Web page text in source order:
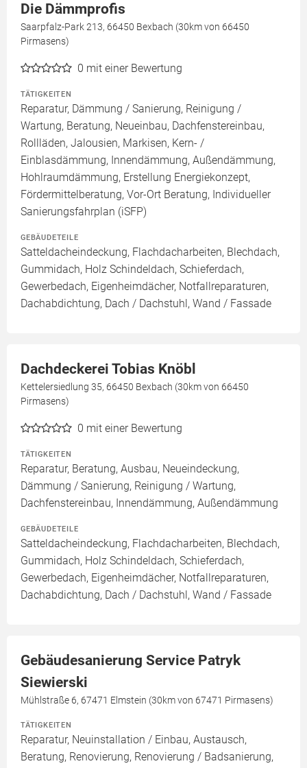
Die Dämmprofis
Saarpfalz-Park 213, 66450 Bexbach (30km von 66450
Pirmasens)
0 mit einer Bewertung
TÄTIGKEITEN
Reparatur, Dämmung / Sanierung, Reinigung /
Wartung, Beratung, Neueinbau, Dachfenstereinbau,
Rollläden, Jalousien, Markisen, Kern- /
Einblasdämmung, Innendämmung, Außendämmung,
Hohlraumdämmung, Erstellung Energiekonzept,
Fördermittelberatung, Vor-Ort Beratung, Individueller
Sanierungsfahrplan (iSFP)
GEBÄUDETEILE
Satteldacheindeckung, Flachdacharbeiten, Blechdach,
Gummidach, Holz Schindeldach, Schieferdach,
Gewerbedach, Eigenheimdächer, Notfallreparaturen,
Dachabdichtung, Dach / Dachstuhl, Wand / Fassade
Dachdeckerei Tobias Knöbl
Kettelersiedlung 35, 66450 Bexbach (30km von 66450
Pirmasens)
0 mit einer Bewertung
TÄTIGKEITEN
Reparatur, Beratung, Ausbau, Neueindeckung,
Dämmung / Sanierung, Reinigung / Wartung,
Dachfenstereinbau, Innendämmung, Außendämmung
GEBÄUDETEILE
Satteldacheindeckung, Flachdacharbeiten, Blechdach,
Gummidach, Holz Schindeldach, Schieferdach,
Gewerbedach, Eigenheimdächer, Notfallreparaturen,
Dachabdichtung, Dach / Dachstuhl, Wand / Fassade
Gebäudesanierung Service Patryk
Siewierski
Mühlstraße 6, 67471 Elmstein (30km von 67471 Pirmasens)
TÄTIGKEITEN
Reparatur, Neuinstallation / Einbau, Austausch,
Beratung, Renovierung, Renovierung / Badsanierung,